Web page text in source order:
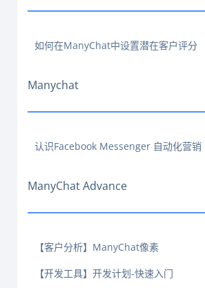
如何在ManyChat中设置潜在客户评分
Manychat
认识Facebook Messenger 自动化营销
ManyChat Advance
【客户分析】ManyChat像素
【开发工具】开发计划-快速入门